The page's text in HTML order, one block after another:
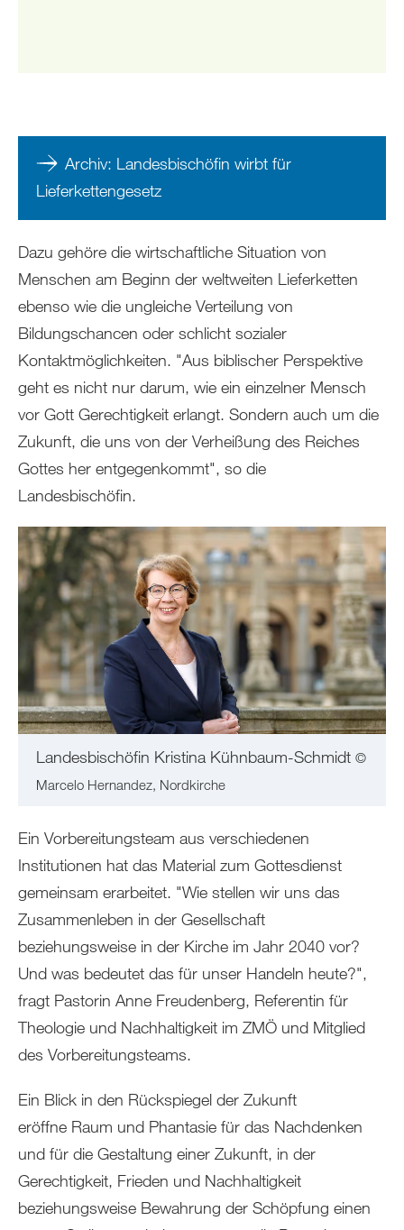
Archiv: Landesbischöfin wirbt für
Lieferkettengesetz
Dazu gehöre die wirtschaftliche Situation von
Menschen am Beginn der weltweiten Lieferketten
ebenso wie die ungleiche Verteilung von
Bildungschancen oder schlicht sozialer
Kontaktmöglichkeiten. "Aus biblischer Perspektive
geht es nicht nur darum, wie ein einzelner Mensch
vor Gott Gerechtigkeit erlangt. Sondern auch um die
Zukunft, die uns von der Verheißung des Reiches
Gottes her entgegenkommt", so die
Landesbischöfin.
Landesbischöfin Kristina Kühnbaum-Schmidt ©
Marcelo Hernandez, Nordkirche
Ein Vorbereitungsteam aus verschiedenen
Institutionen hat das Material zum Gottesdienst
gemeinsam erarbeitet. "Wie stellen wir uns das
Zusammenleben in der Gesellschaft
beziehungsweise in der Kirche im Jahr 2040 vor?
Und was bedeutet das für unser Handeln heute?",
fragt Pastorin Anne Freudenberg, Referentin für
Theologie und Nachhaltigkeit im ZMÖ und Mitglied
des Vorbereitungsteams.
Ein Blick in den Rückspiegel der Zukunft
eröffne Raum und Phantasie für das Nachdenken
und für die Gestaltung einer Zukunft, in der
Gerechtigkeit, Frieden und Nachhaltigkeit
beziehungsweise Bewahrung der Schöpfung einen